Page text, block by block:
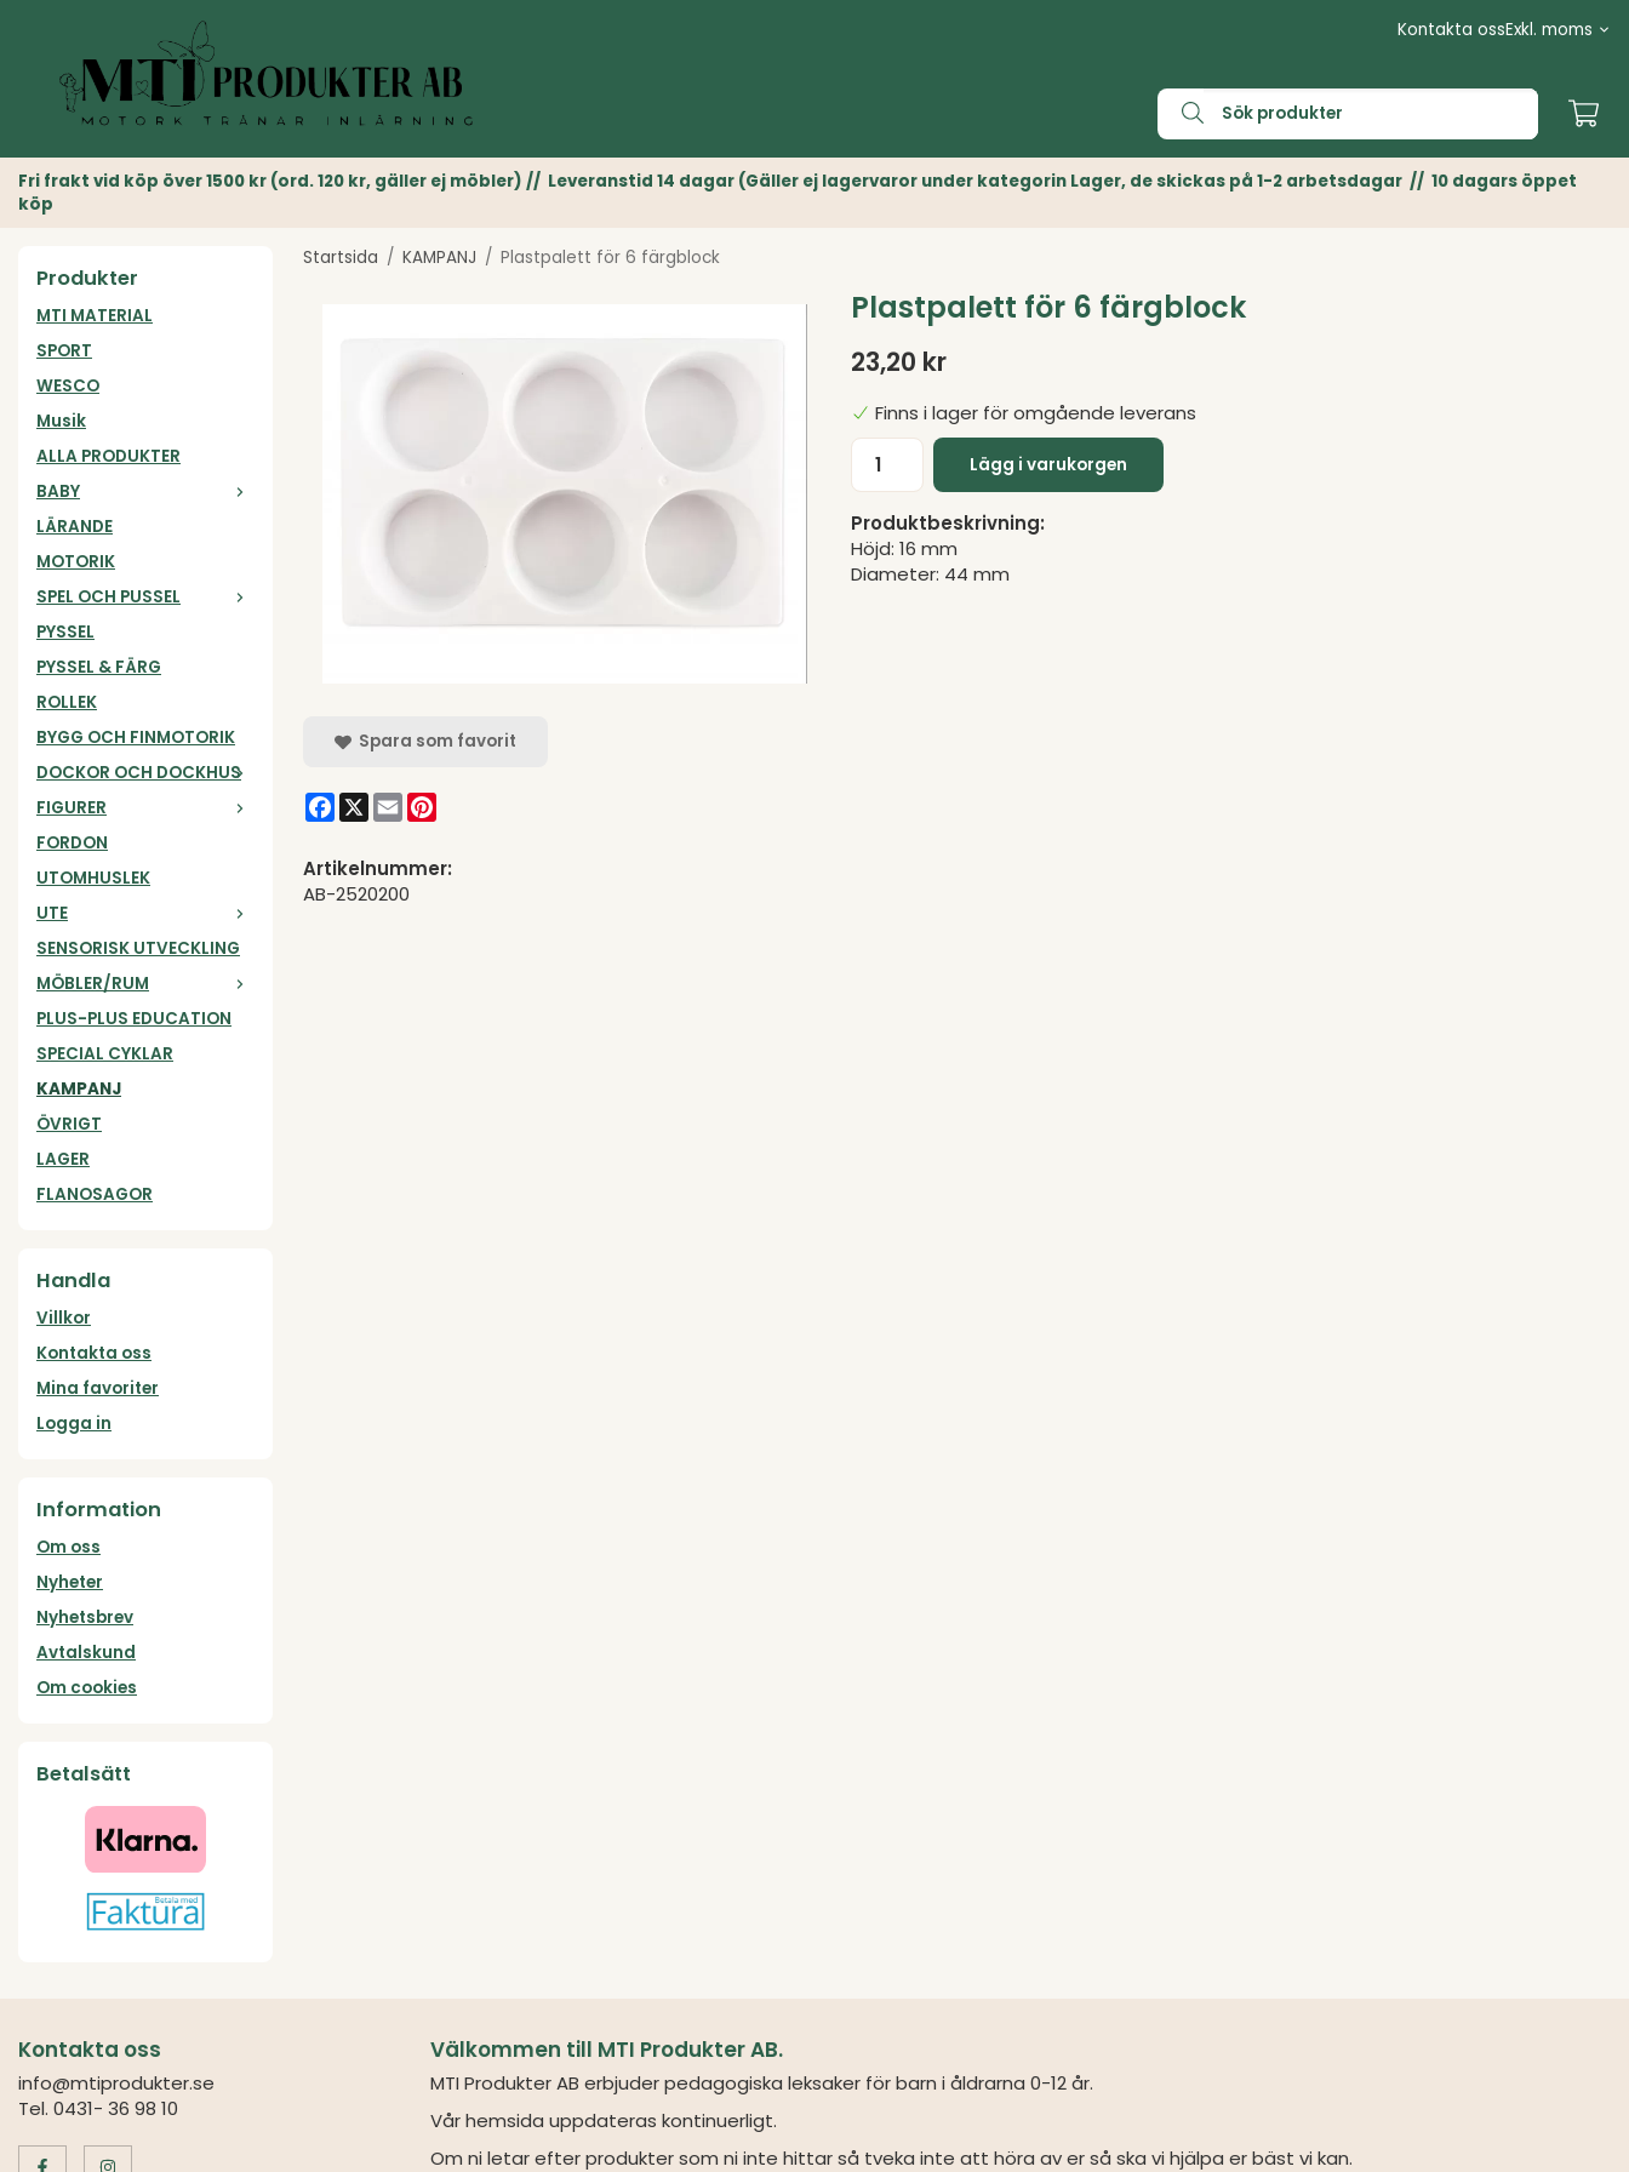
Kontakta oss
Fri frakt vid köp över 1500 kr (ord. 120 kr, gäller ej möbler) // Leveranstid 14 dagar (Gäller ej lagervaror under kategorin Lager, de skickas på 1-2 arbetsdagar // 10 dagars öppet
köp
Produkter
MTI MATERIAL
SPORT
WESCO
Musik
ALLA PRODUKTER
BABY
LÄRANDE
MOTORIK
SPEL OCH PUSSEL
PYSSEL
PYSSEL & FÄRG
ROLLEK
BYGG OCH FINMOTORIK
DOCKOR OCH DOCKHUS
FIGURER
FORDON
UTOMHUSLEK
UTE
SENSORISK UTVECKLING
MÖBLER/RUM
PLUS-PLUS EDUCATION
SPECIAL CYKLAR
KAMPANJ
ÖVRIGT
LAGER
FLANOSAGOR
Handla
Villkor
Kontakta oss
Mina favoriter
Logga in
Information
Om oss
Nyheter
Nyhetsbrev
Avtalskund
Om cookies
Betalsätt
Startsida / KAMPANJ / Plastpalett för 6 färgblock
Plastpalett för 6 färgblock
23,20 kr
Finns i lager för omgående leverans
Lägg i varukorgen
Produktbeskrivning:
Höjd: 16 mm
Diameter: 44 mm
Spara som favorit
Facebook
X Email
Artikelnummer:
AB-2520200
Kontakta oss
info@mtiprodukter.se
Tel. 0431- 36 98 10
Välkommen till MTI Produkter AB.
MTI Produkter AB erbjuder pedagogiska leksaker för barn i åldrarna 0-12 år.
Vår hemsida uppdateras kontinuerligt.
Om ni letar efter produkter som ni inte hittar så tveka inte att höra av er så ska vi hjälpa er bäst vi kan.